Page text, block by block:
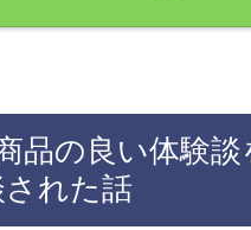
品の良い体験
れた話